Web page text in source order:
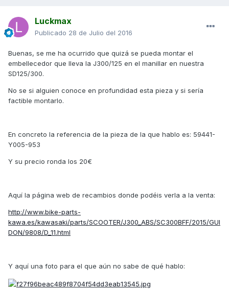
Luckmax
Publicado 28 de Julio del 2016
Buenas, se me ha ocurrido que quizá se pueda montar el
embellecedor que lleva la J300/125 en el manillar en nuestra
SD125/300.
No se si alguien conoce en profundidad esta pieza y si sería
factible montarlo.
En concreto la referencia de la pieza de la que hablo es: 59441-
Y005-953
Y su precio ronda los 20€
Aquí la página web de recambios donde podéis verla a la venta:
http://www.bike-parts-
kawa.es/kawasaki/parts/SCOOTER/J300_ABS/SC300BFF/2015/GUI
DON/9808/D_11.html
Y aquí una foto para el que aún no sabe de qué hablo: